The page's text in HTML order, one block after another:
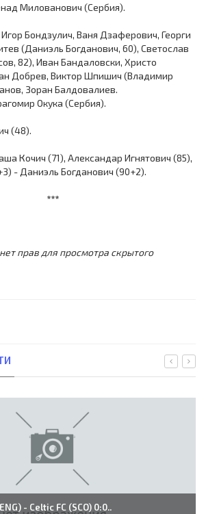
Милованович (Сербия).
Бондзулич, Ваня Дзаферович, Георги
(Даниэль Богданович, 60), Светослав
82), Иван Бандаловски, Христо
Добрев, Виктор Шпишич (Владимир
Зоран Балдовалиев.
Окука (Сербия).
(48).
Кочич (71), Александар Игнятович (85),
- Даниэль Богданович (90+2).
***
прав для просмотра скрытого
- Celtic FC (SCO) 0:0..